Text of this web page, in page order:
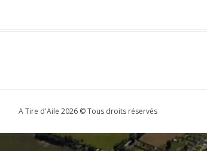
A Tire d'Aile 2026 © Tous droits réservés